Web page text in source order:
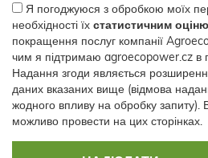
Я погоджуюся з обробкою моїх
необхідності їх статистичним
покращення послуг компанії
чим я підтримаю agroecopower.cz в
Надання згоди являється
даних вказаних вище (відмова
жодного впливу на обробку запиту).
можливо провести на цих сторінках.